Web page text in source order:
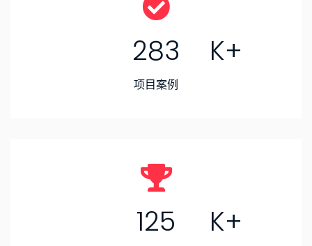
283
项目案例
125